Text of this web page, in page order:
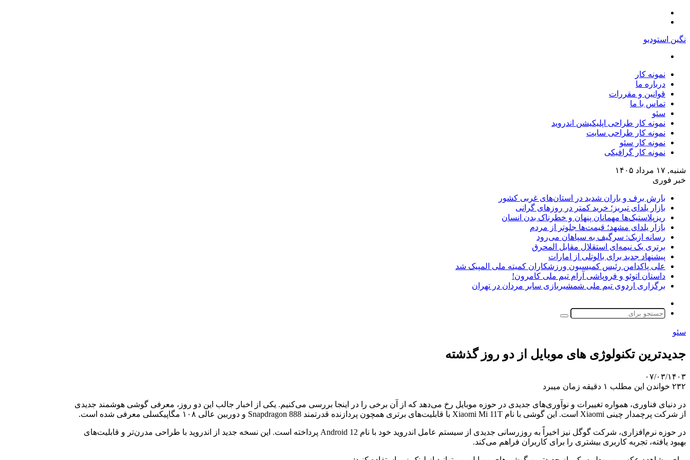
نگین استودیو
نمونه کار
درباره ما
قوانین و مقررات
تماس با ما
سئو
نمونه کار طراحی اپلیکیشن اندروید
نمونه کار طراحی سایت
نمونه کار سئو
نمونه کار گرافیکی
شنبه, ۱۷ مرداد ۱۴۰۵
خبر فوری
بارش برف و باران شدید در استان‌های غربی کشور
بازار یلدای تبریز؛ خرید کمتر در روزهای گرانی
ریزپلاستیک‌ها مهمانان پنهان و خطرناک بدن انسان
بازار یلدای مشهد؛ قیمت‌ها جلوتر از مردم
رسانه ازبک: سرگیف به سپاهان می‌رود
برتری یک نیمه‌ای استقلال مقابل المحرق
پیشنهاد جدید برای بالوتلی از امارات
علی پاکدامن رئیس کمیسیون ورزشکاران کمیته ملی المپیک شد
داستان اتوئو و فروپاشی آرام تیم ملی کامرون!
برگزاری اردوی تیم ملی شمشیربازی سابر مردان در تهران
پوسته
جستجو
سئو
جدیدترین تکنولوژی های موبایل از دو روز گذشته
۰۷/۰۳/۱۴۰۳
۲۳۲ خواندن این مطلب ۱ دقیقه زمان میبرد
در دنیای فناوری، همواره تغییرات و نوآوری‌های جدیدی در حوزه موبایل رخ می‌دهد که از آن برخی را در اینجا بررسی می‌کنیم. یکی از اخبار جالب این دو روز، معرفی گوشی هوشمند جدیدی
از شرکت پرچمدار چینی Xiaomi است. این گوشی با نام Xiaomi Mi 11T با قابلیت‌های برتری همچون پردازنده قدرتمند Snapdragon 888 و دوربین عالی ۱۰۸ مگاپیکسلی معرفی شده است.
در حوزه نرم‌افزاری، شرکت گوگل نیز اخیراً به روزرسانی جدیدی از سیستم عامل اندروید خود با نام Android 12 پرداخته است. این نسخه جدید از اندروید با طراحی مدرن‌تر و قابلیت‌های
بهبود یافته، تجربه کاربری بیشتری را برای کاربران فراهم می‌کند.